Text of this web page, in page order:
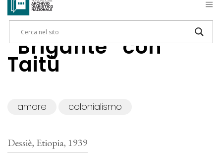
“Brigante” con
Taitù
amore colonialismo
Dessiè, Etiopia, 1939